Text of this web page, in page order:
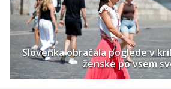
Slovenka obračala poglede v
ženske po vsem